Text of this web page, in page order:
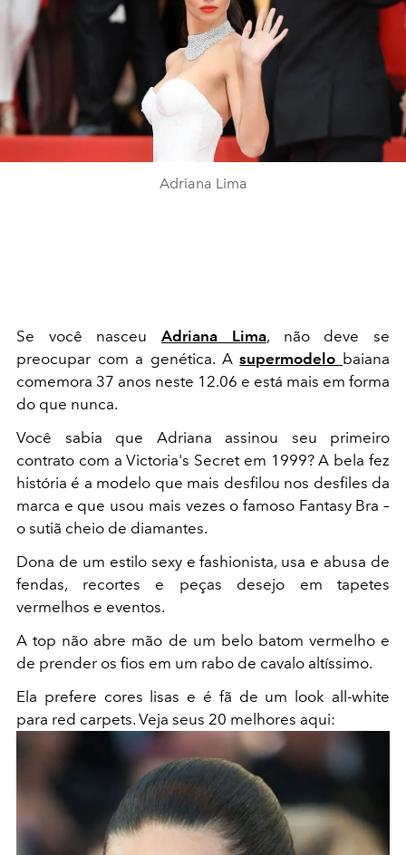
Adriana Lima
Se você nasceuAdriana Lima, não deve se
preocupar com a genética. Asupermodelo baiana
comemora 37 anos neste 12.06 e está mais em forma
do que nunca.
Você sabia que Adriana assinou seu primeiro
contrato com a Victoria's Secret em 1999? A bela fez
história é a modelo que mais desfilou nos desfiles da
marca e que usou mais vezes o famoso Fantasy Bra –
o sutiã cheio de diamantes.
Dona de um estilo sexy e fashionista, usa e abusa de
fendas, recortes e peças desejo em tapetes
vermelhos e eventos.
A top não abre mão de um belo batom vermelho e
de prender os fios em um rabo de cavalo altíssimo.
Ela prefere cores lisas e é fã de um look all-white
para red carpets. Veja seus 20 melhores aqui: